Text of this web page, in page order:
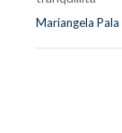
Mariangela Pala